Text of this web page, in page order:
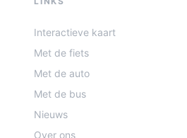
Interactieve kaart
Met de fiets
Met de auto
Met de bus
Nieuws
Over ons